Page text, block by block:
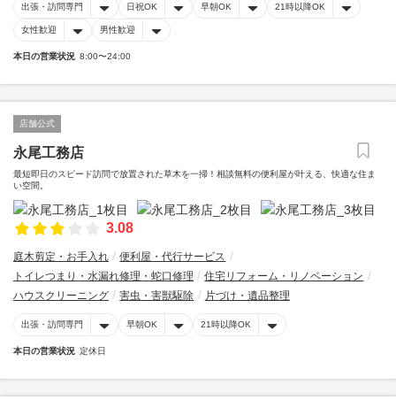
出張・訪問専門 日祝OK 早朝OK 21時以降OK
女性歓迎 男性歓迎
本日の営業状況 8:00〜24:00
店舗公式
永尾工務店
最短即日のスピード訪問で放置された草木を一掃！相談無料の便利屋が叶える、快適な住ま
い空間。
3.08
庭木剪定・お手入れ
便利屋・代行サービス
トイレつまり・水漏れ修理・蛇口修理
住宅リフォーム・リノベーション
ハウスクリーニング
害虫・害獣駆除 片づけ・遺品整理
出張・訪問専門 早朝OK 21時以降OK
本日の営業状況 定休日